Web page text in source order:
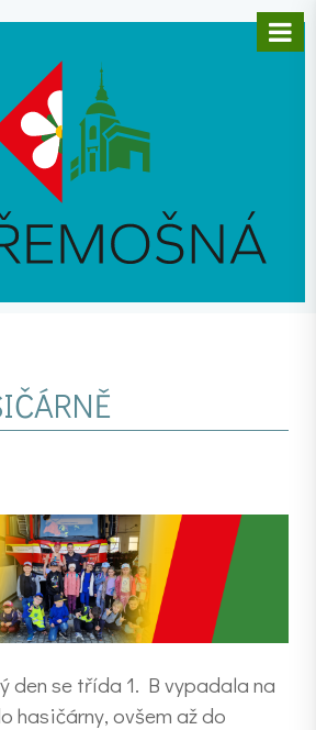
den se třída 1. B vypadala na
hasičárny, ovšem až do